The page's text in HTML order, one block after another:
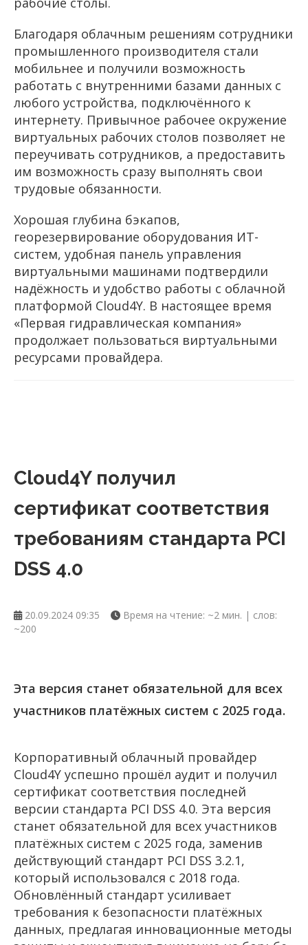
Благодаря облачным решениям сотрудники
промышленного производителя стали
мобильнее и получили возможность
работать с внутренними базами данных с
любого устройства, подключённого к
интернету. Привычное рабочее окружение
виртуальных рабочих столов позволяет не
переучивать сотрудников, а предоставить
им возможность сразу выполнять свои
трудовые обязанности.
Хорошая глубина бэкапов,
георезервирование оборудования ИТ-
систем, удобная панель управления
виртуальными машинами подтвердили
надёжность и удобство работы с облачной
платформой Cloud4Y. В настоящее время
«Первая гидравлическая компания»
продолжает пользоваться виртуальными
ресурсами провайдера.
Cloud4Y получил
сертификат соответствия
требованиям стандарта PCI
DSS 4.0
20.09.2024 09:35
Время на чтение: ~2 мин. | слов:
~200
Эта версия станет обязательной для всех
участников платёжных систем с 2025 года.
Корпоративный облачный провайдер
Cloud4Y успешно прошёл аудит и получил
сертификат соответствия последней
версии стандарта PCI DSS 4.0. Эта версия
станет обязательной для всех участников
платёжных систем с 2025 года, заменив
действующий стандарт PCI DSS 3.2.1,
который использовался с 2018 года.
Обновлённый стандарт усиливает
требования к безопасности платёжных
данных, предлагая инновационные методы